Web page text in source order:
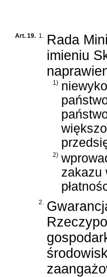
Art. 19. 1.
Rada
imieniu
1)
2)
zakazu
2.